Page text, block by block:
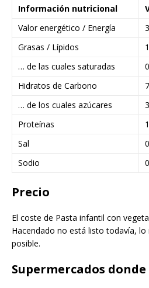
Información nutricional
Valor energético / Energía
Grasas / Lípidos
… de las cuales saturadas
Hidratos de Carbono
… de los cuales azúcares
Proteínas
Sal
Sodio
Precio
El coste de Pasta infantil con
Hacendado no está listo todavía,
posible.
Supermercados